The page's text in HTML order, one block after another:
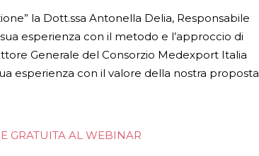
la Dott.ssa Antonella Delia, Responsabile
esperienza con il metodo e l’approccio di
Generale del Consorzio Medexport Italia
esperienza con il valore della nostra proposta
GRATUITA AL WEBINAR